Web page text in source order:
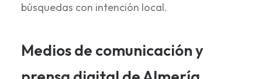
búsquedas con intención local.
Medios de comunicación y